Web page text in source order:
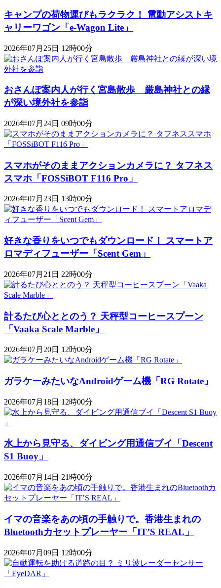
キャンプの荷物運びもラクラク！ 電動アシストキ
ャリーワゴン「​​e-Wagon Lite」
2026年07月25日 12時00分
おさんぽ案内人が行く宮島散歩 厳島神社との縁
が深い境外社を参詣
2026年07月24日 09時00分
スマホがそのままアクションカメラに？ タフネス
スマホ「FOSSiBOT F116 Pro」
2026年07月23日 13時00分
好きな香りをいつでもダウンロード！ スマートア
ロマディフューザー「Scent Gem」
2026年07月21日 22時00分
計るたび心ととのう？ 天秤型コーヒースプーン
「Vaaka Scale Marble」
2026年07月20日 12時00分
ガラケーみたいなAndroidゲーム機「RG Rotate」
2026年07月18日 12時00分
水上から見守る、ダイビング用通信ブイ「Descent
S1 Buoy​​」
2026年07月14日 21時00分
イマの音楽をあの頃の手触りで。香港生まれの
Bluetoothカセットプレーヤー「IT’S REAL」
2026年07月09日 12時00分